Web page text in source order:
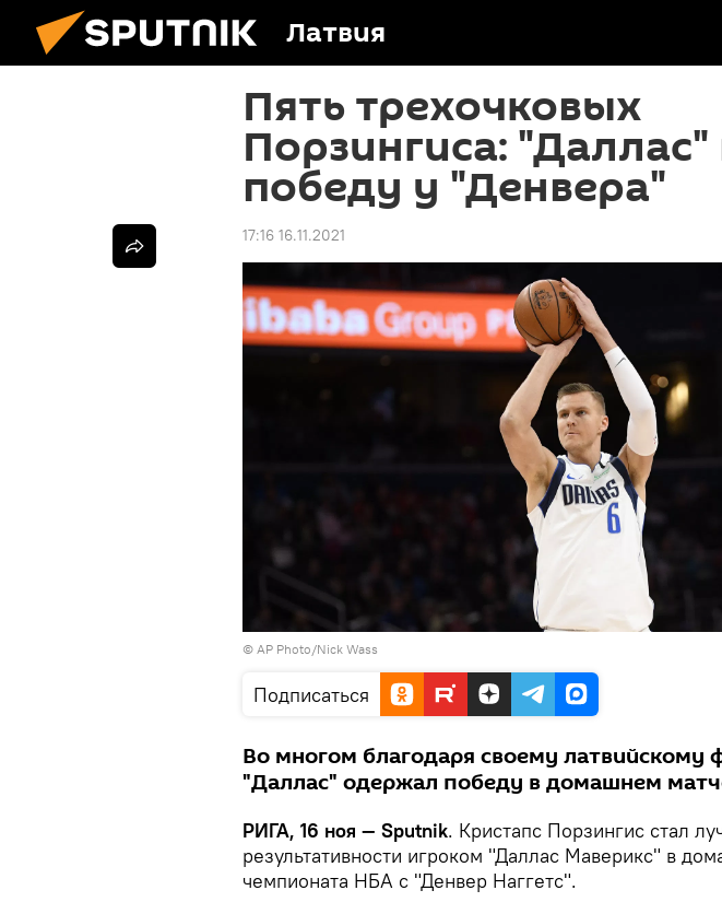
Латвия
Пять трехочковых
Порзингиса:
победу у "Денвера"
17:16 16.11.2021
© AP Photo/Nick Wass
Подписаться
Во многом благодаря своему латвийскому
"Даллас" одержал победу в домашнем
РИГА, 16 ноя — Sputnik. Кристапс Порзингис стал
результативности игроком "Даллас Маверикс" в
чемпионата НБА с "Денвер Наггетс".